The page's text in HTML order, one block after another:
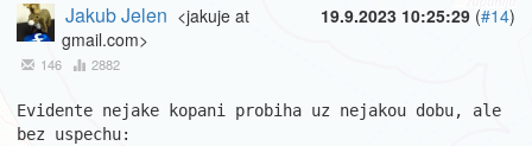
19.9.2023 10:25:29 (#14)
Jakub Jelen <jakuje at
gmail.com>
146 2882
Evidente nejake kopani probiha uz nejakou dobu, ale
bez uspechu: